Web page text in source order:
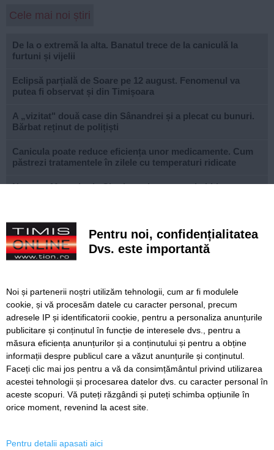
Cele mai noi știri
De la o extremă la alta. Banatul trece de la caniculă la
furtuni și vijelii
Eclipsă parțială de Soare pe 12 august. Fenomenul va
putea fi observat și din Timișoara
A „vizitat" două case din Sânandrei și a plecat cu bunuri.
Bărbat reținut de polițiști
Canicula poate reduce eficiența unor medicamente. Cum
păstrezi tratamentele în zilele cu temperaturi ridicate
Noaptea Muzeelor la Charlottenburg: tururi ghidate,
Un motociclist și pasagera, răniți într-un accident produs
pe DN 68A, la Margina
Trotinetistul lovit de o mașină în Lugoj era băut și a
Schimbarea la Față, o sărbătoare de lumină divină
Lucrări ale SDM în Timișoara, astăzi, 6 august
Ce facem astăzi, 6 august 2026, în Timișoara?
SERVICII Redactia
Folosinta Cookie-urilor
Pentru noi, confidențialitatea
Dvs. este importantă
Noi și partenerii noștri utilizăm tehnologii, cum ar fi modulele
cookie, și vă procesăm datele cu caracter personal, precum
adresele IP și identificatorii cookie, pentru a personaliza anunțurile
publicitare și conținutul în funcție de interesele dvs., pentru a
măsura eficiența anunțurilor și a conținutului și pentru a obține
informații despre publicul care a văzut anunțurile și conținutul.
Faceți clic mai jos pentru a vă da consimțământul privind utilizarea
acestei tehnologii și procesarea datelor dvs. cu caracter personal în
aceste scopuri. Vă puteți răzgândi și puteți schimba opțiunile în
orice moment, revenind la acest site.
Pentru detalii apasati aici